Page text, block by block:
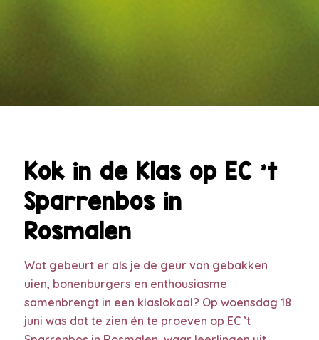
Kok in de Klas op EC ’t
Sparrenbos in
Rosmalen
Wat gebeurt er als je de geur van gebakken
uien, bonenburgers en enthousiasme
samenbrengt in een klaslokaal? Op woensdag 18
juni was dat te zien én te proeven op EC ’t